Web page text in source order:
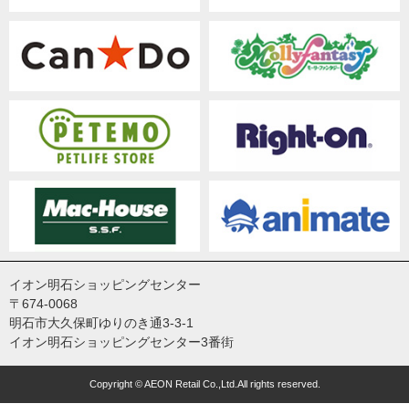
イオン明石ショッピングセンター
〒674-0068
明石市大久保町ゆりのき通3-3-1
イオン明石ショッピングセンター3番街
Copyright © AEON Retail Co.,Ltd.All rights reserved.